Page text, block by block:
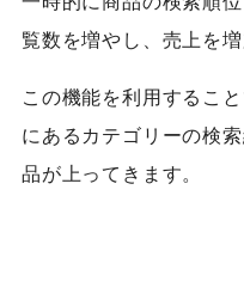
覧数を増やし、売上を
この機能を利用するこ
にあるカテゴリーの検
品が上ってきます。